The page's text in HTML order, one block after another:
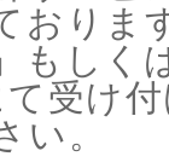
おりま
」もしく
受け
い。